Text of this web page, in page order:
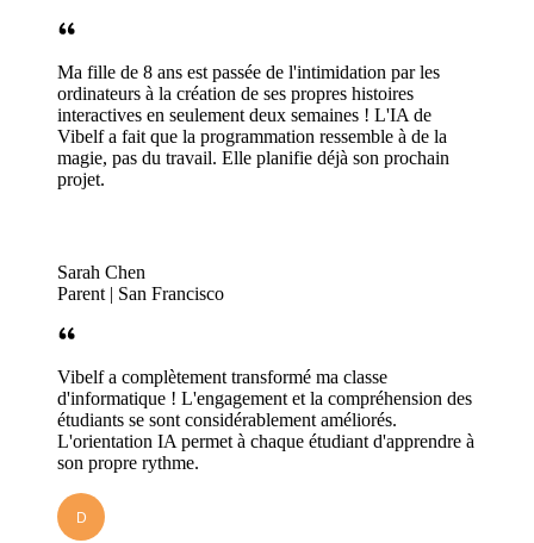
Ma fille de 8 ans est passée de l'intimidation par les
ordinateurs à la création de ses propres histoires
interactives en seulement deux semaines ! L'IA de
Vibelf a fait que la programmation ressemble à de la
magie, pas du travail. Elle planifie déjà son prochain
projet.
Sarah Chen
Parent | San Francisco
Vibelf a complètement transformé ma classe
d'informatique ! L'engagement et la compréhension des
étudiants se sont considérablement améliorés.
L'orientation IA permet à chaque étudiant d'apprendre à
son propre rythme.